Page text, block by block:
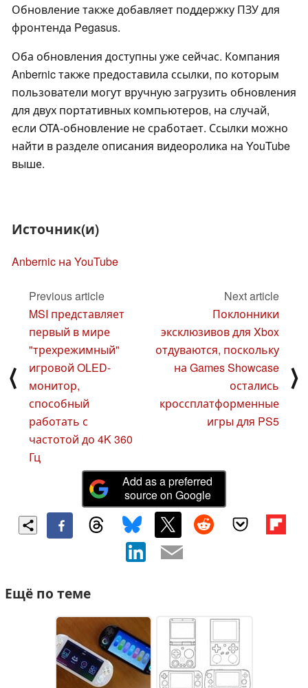
Обновление также добавляет поддержку ПЗУ для
фронтенда Pegasus.
Оба обновления доступны уже сейчас. Компания
Anbernic также предоставила ссылки, по которым
пользователи могут вручную загрузить обновления
для двух портативных компьютеров, на случай,
если OTA-обновление не сработает. Ссылки можно
найти в разделе описания видеоролика на YouTube
выше.
Источник(и)
Anbernic на YouTube
⟨
Previous article
MSI представляет
первый в мире
"трехрежимный"
игровой OLED-
монитор,
способный
работать с
частотой до 4K 360
Гц
Next article
Поклонники
эксклюзивов для Xbox
отдуваются, поскольку
на Games Showcase
остались
кроссплатформенные
игры для PS5
⟩
Add as a preferred
source on Google
Ещё по теме